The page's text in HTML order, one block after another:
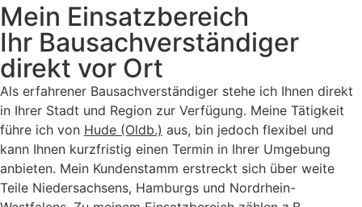
Mein Einsatzbereich
Ihr Bausachverständiger
direkt vor Ort
Als erfahrener Bausachverständiger stehe ich Ihnen direkt
in Ihrer Stadt und Region zur Verfügung. Meine Tätigkeit
führe ich von Hude (Oldb.) aus, bin jedoch flexibel und
kann Ihnen kurzfristig einen Termin in Ihrer Umgebung
anbieten. Mein Kundenstamm erstreckt sich über weite
Teile Niedersachsens, Hamburgs und Nordrhein-